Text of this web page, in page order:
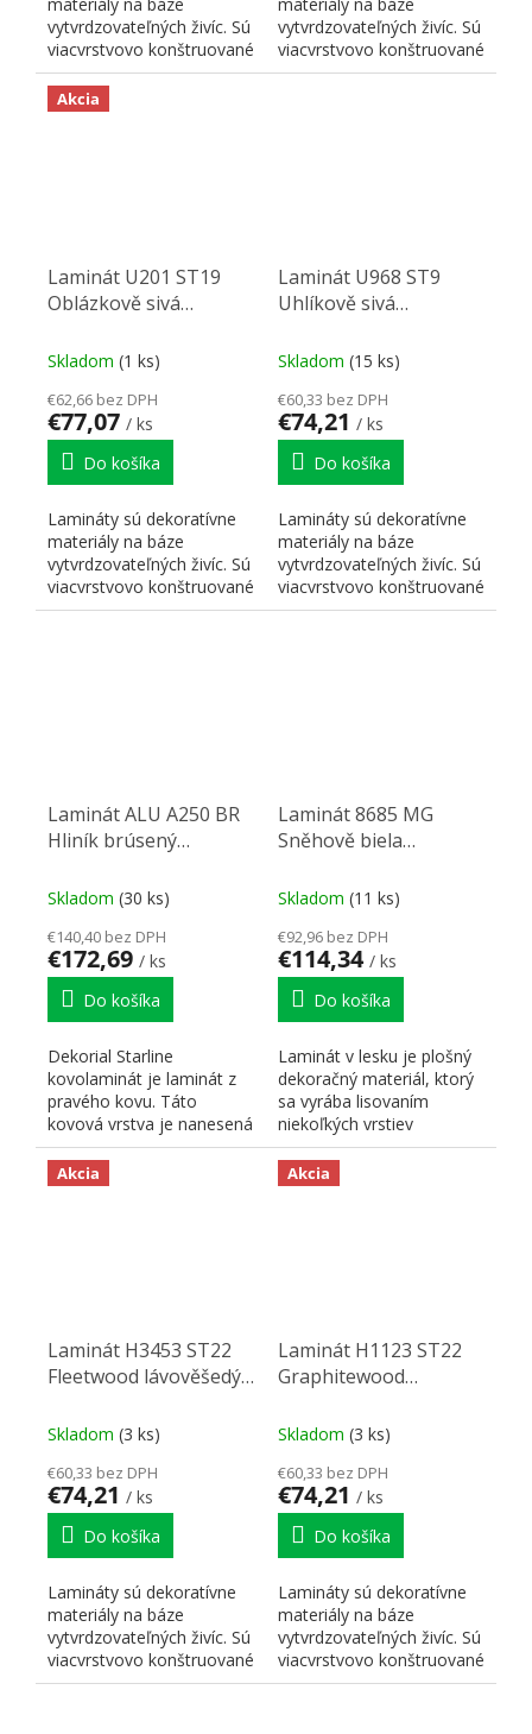
vytvrdzovateľných živíc. Sú
viacvrstvovo konštruované
a skladajú sa z...
vytvrdzovateľných živíc. Sú
viacvrstvovo konštruované
a skladajú sa z...
Akcia
Laminát U201 ST19
Oblázkově sivá
Skladom (1 ks)
€62,66 bez DPH
€77,07 / ks
Do košíka
Lamináty sú dekoratívne
materiály na báze
vytvrdzovateľných živíc. Sú
viacvrstvovo konštruované
a skladajú sa z...
Laminát U968 ST9
Uhlíkově sivá
Skladom (15 ks)
€60,33 bez DPH
€74,21 / ks
Do košíka
Lamináty sú dekoratívne
materiály na báze
vytvrdzovateľných živíc. Sú
viacvrstvovo konštruované
a skladajú sa z...
Laminát ALU A250 BR
Hliník brúsený
Skladom (30 ks)
€140,40 bez DPH
€172,69 / ks
Do košíka
Dekorial Starline
kovolaminát je laminát z
pravého kovu. Táto
kovová vrstva je nanesená
na jadro z
impregnovaných...
Laminát 8685 MG
Sněhově biela
Skladom (11 ks)
€92,96 bez DPH
€114,34 / ks
Do košíka
Laminát v lesku je plošný
dekoračný materiál, ktorý
sa vyrába lisovaním
niekoľkých vrstiev
jadrového a
dekoračného...
Akcia
Laminát H3453 ST22
Fleetwood lávověšedý
Skladom (3 ks)
€60,33 bez DPH
€74,21 / ks
Do košíka
Lamináty sú dekoratívne
materiály na báze
vytvrdzovateľných živíc. Sú
viacvrstvovo konštruované
a skladajú sa z...
Akcia
Laminát H1123 ST22
Graphitewood
Skladom (3 ks)
€60,33 bez DPH
€74,21 / ks
Do košíka
Lamináty sú dekoratívne
materiály na báze
vytvrdzovateľných živíc. Sú
viacvrstvovo konštruované
a skladajú sa z...